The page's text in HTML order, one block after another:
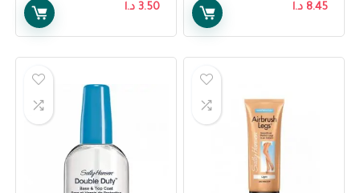
8.45 د.ا 3.50 د.ا